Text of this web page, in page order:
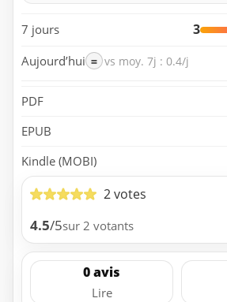
7 jours 3
Aujourd’hui = vs moy. 7j : 0.4/j
PDF
EPUB
Kindle (MOBI)
2 votes
4.5/5sur 2 votants
0 avis
Lire